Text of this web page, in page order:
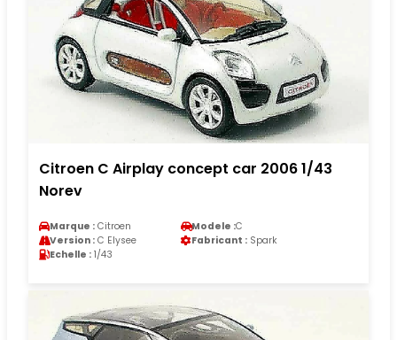
Citroen C Airplay concept car 2006 1/43
Norev
Marque : Citroen Modele :C
Version : C Elysee Fabricant : Spark
Echelle : 1/43